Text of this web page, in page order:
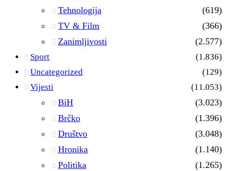
Tehnologija
(619)
TV & Film
(366)
Zanimljivosti
(2.577)
Sport
(1.836)
Uncategorized
(129)
Vijesti
(11.053)
BiH
(3.023)
Brčko
(1.396)
Društvo
(3.048)
Hronika
(1.140)
Politika
(1.265)